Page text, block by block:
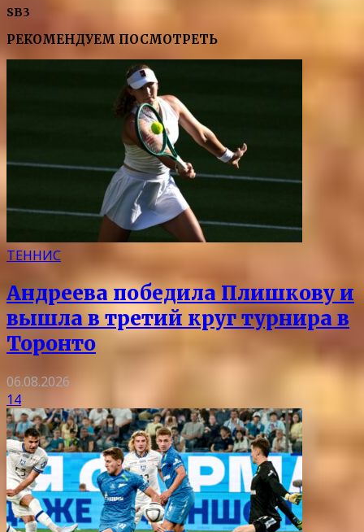
SB3
РЕКОМЕНДУЕМ ПОСМОТРЕТЬ
ТЕННИС
Андреева победила Плишкову и
вышла в третий круг турнира в
Торонто
06.08.2026
14